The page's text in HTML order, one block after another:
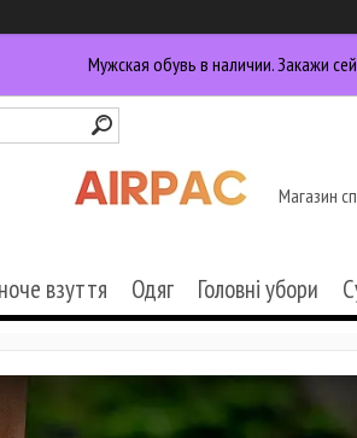
Мужская обувь в наличии. Закажи
Магазин
взуття Одяг Головні убори